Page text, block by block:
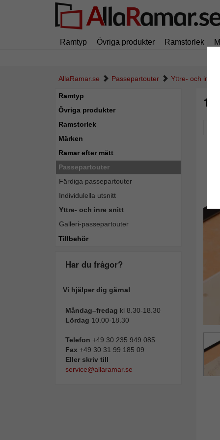
Ramtyp Övriga produkter Ramstorlek
AllaRamar.se Passepartouter Yttre- och inre
Ramtyp
Övriga produkter
Ramstorlek
Märken
Ramar efter mått
Passepartouter
Färdiga passepartouter
Individulella utsnitt
Yttre- och inre snitt
Galleri-passepartouter
Tillbehör
Har du frågor?
Vi hjälper dig gärna!
Måndag–fredag kl 8.30-18.30
Lördag 10.00-18.30
Telefon +49 30 235 949 085
Fax +49 30 31 99 185 09
Eller skriv till
service@allaramar.se